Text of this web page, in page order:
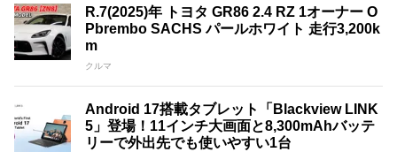
R.7(2025)年 トヨタ GR86 2.4 RZ 1オーナー O
Pbrembo SACHS パールホワイト 走行3,200k
m
クルマ
Android 17搭載タブレット「Blackview LINK
5」登場！11インチ大画面と8,300mAhバッテ
リーで外出先でも使いやすい1台